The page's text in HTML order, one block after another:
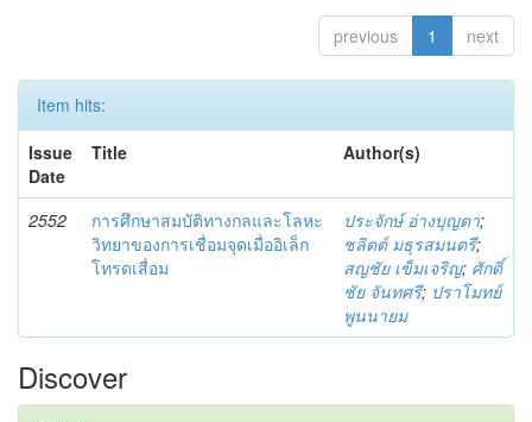
previous 1 next
Item hits:
Issue
Date
Title Author(s)
2552
การศึกษาสมบัติทางกลและโลหะ
วิทยาของการเชื่อมจุดเมื่ออิเล็ก
โทรดเสื่อม
ประจักษ์ อ่างบุญตา;
ชลิตต์ มธุรสมนตรี;
สญชัย เข็มเจริญ; ศักดิ์
ชัย จันทศรี; ปราโมทย์
พูนนายม
Discover